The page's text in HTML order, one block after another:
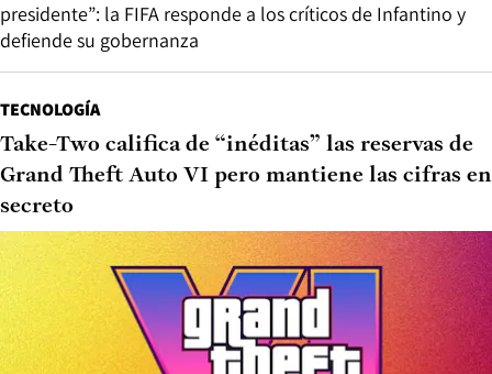
presidente”: la FIFA responde a los críticos de Infantino y
defiende su gobernanza
TECNOLOGÍA
Take-Two califica de “inéditas” las reservas de
Grand Theft Auto VI pero mantiene las cifras en
secreto